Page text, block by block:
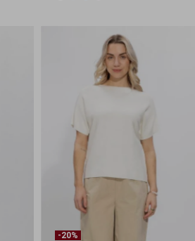
-20%